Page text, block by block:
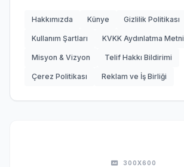
Hakkımızda Künye Gizlilik Politikası
Kullanım Şartları KVKK Aydınlatma Metni
Misyon & Vizyon Telif Hakkı Bildirimi
Çerez Politikası Reklam ve İş Birliği
300X600